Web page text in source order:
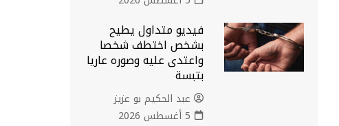
فيديو متداول يطيح
بشخص اختطف شخصا
واعتدى عليه وصوره عاريا
بتبسة
عبد الحكيم بو عزيز
5 أغسطس 2026